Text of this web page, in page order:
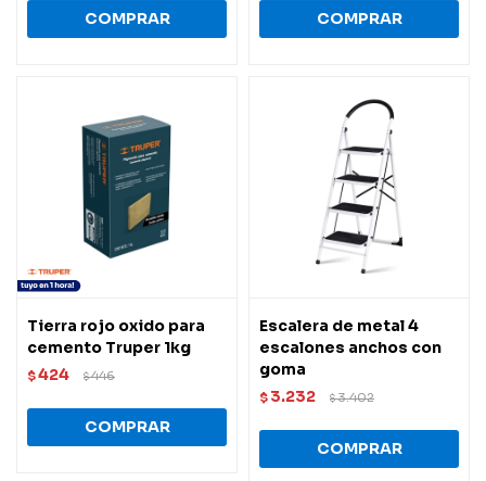
Tierra rojo oxido para
cemento Truper 1kg
$424 $446
Escalera de metal 4
escalones anchos con
goma
$ 3.232 $3.402